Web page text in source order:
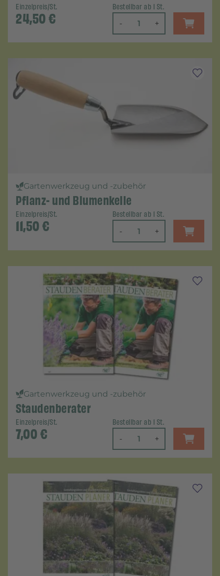
Einzelpreis/St.
24,50€
Bestellbar ab 1 St.
- +
Gartenwerkzeug und -zubehör
Pflanz- und Blumenkelle
Einzelpreis/St.
11,50€
Bestellbar ab 1 St.
- +
Gartenwerkzeug und -zubehör
Staudenberater
Einzelpreis/St.
7,00€
Bestellbar ab 1 St.
- +